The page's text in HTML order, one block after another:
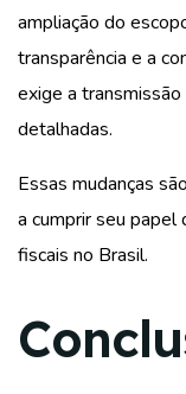
ampliação do
transparência e a
exige a
detalhadas.
Essas mudanças
a cumprir seu
fiscais no Brasil.